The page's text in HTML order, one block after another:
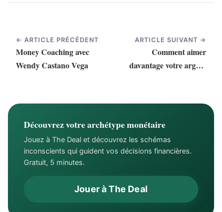
← ARTICLE PRÉCÉDENT
Money Coaching avec
Wendy Castano Vega
ARTICLE SUIVANT →
Comment aimer
davantage votre argent
Découvrez votre archétype monétaire
Jouez à The Deal et découvrez les schémas
inconscients qui guident vos décisions financières.
Gratuit, 5 minutes.
Jouer à The Deal